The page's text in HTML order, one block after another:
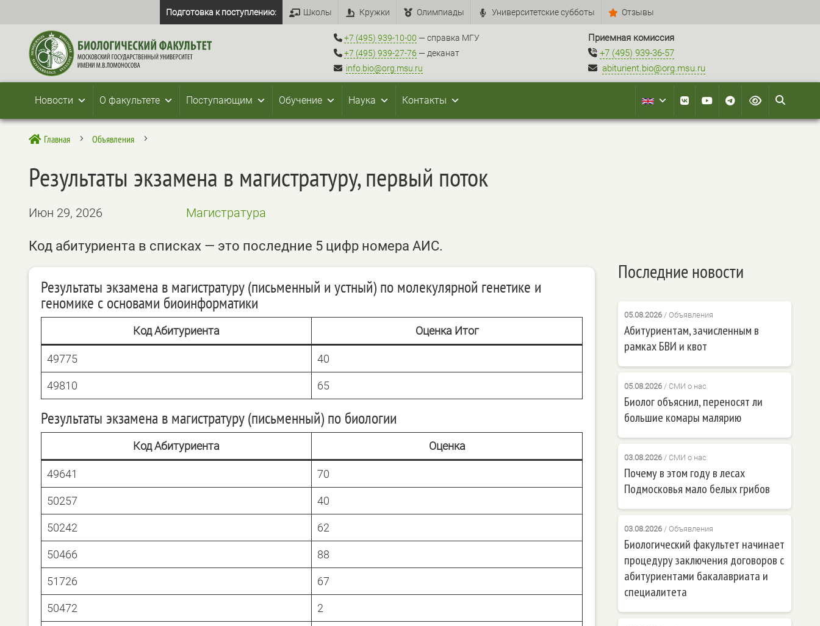
Подготовка к поступлению: Школы Кружки Олимпиады Университетские субботы Отзывы
+7 (495) 939-10-00 — справка МГУ
+7 (495) 939-27-76 — деканат
info.bio@org.msu.ru
Приемная комиссия
+7 (495) 939-36-57
abiturient.bio@org.msu.ru
Новости О факультете Поступающим Обучение Наука Контакты
 Главная 5 Объявления 5
Результаты экзамена в магистратуру, первый поток
Июн 29, 2026 Магистратура
Код абитуриента в списках — это последние 5 цифр номера АИС.
Результаты экзамена в магистратуру (письменный и устный) по молекулярной генетике и
геномике с основами биоинформатики
Код Абитуриента Оценка Итог
49775 40
49810 65
Результаты экзамена в магистратуру (письменный) по биологии
Код Абитуриента Оценка
49641 70
50257 40
50242 62
50466 88
51726 67
50472 2
Последние новости
05.08.2026/ Объявления
Абитуриентам, зачисленным в
рамках БВИ и квот
05.08.2026/ СМИ о нас
Биолог объяснил, переносят ли
большие комары малярию
03.08.2026/ СМИ о нас
Почему в этом году в лесах
Подмосковья мало белых грибов
03.08.2026/ Объявления
Биологический факультет начинает
процедуру заключения договоров с
абитуриентами бакалавриата и
специалитета